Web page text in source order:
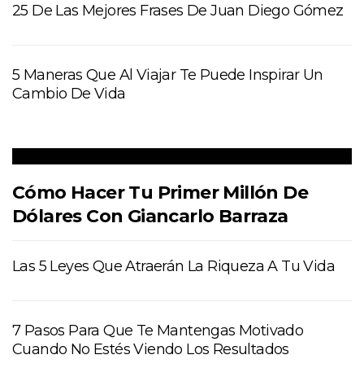
25 De Las Mejores Frases De Juan Diego Gómez
5 Maneras Que Al Viajar Te Puede Inspirar Un
Cambio De Vida
Cómo Hacer Tu Primer Millón De
Dólares Con Giancarlo Barraza
Las 5 Leyes Que Atraerán La Riqueza A Tu Vida
7 Pasos Para Que Te Mantengas Motivado
Cuando No Estés Viendo Los Resultados